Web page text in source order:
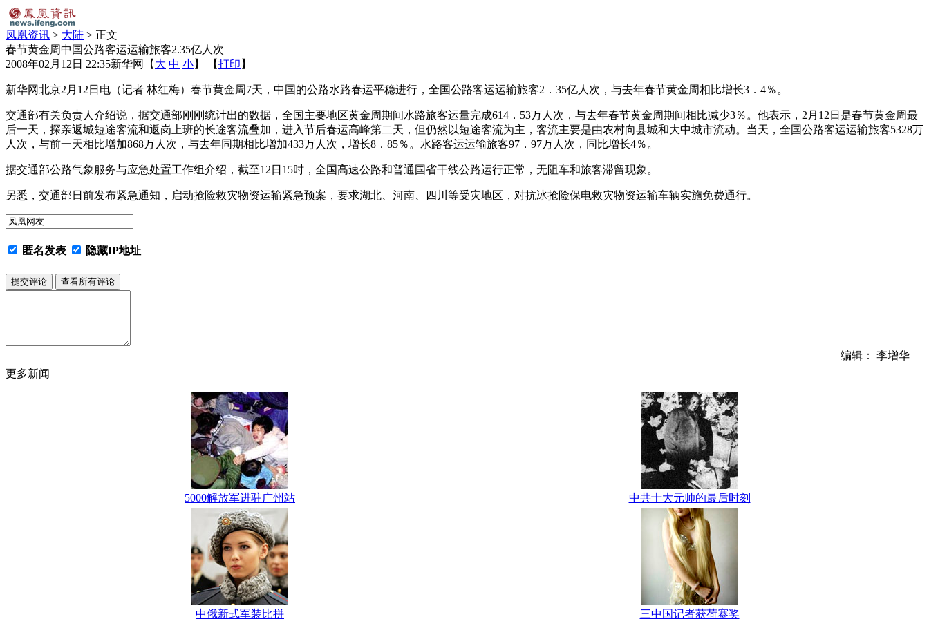
凤凰资讯 > 大陆 > 正文
春节黄金周中国公路客运运输旅客2.35亿人次
2008年02月12日 22:35新华网 【 大 中 小】 【打印 】
新华网北京2月12日电（记者 林红梅）春节黄金周7天，中国的公路水路春运平稳进行，全国公路客运运输旅客2．35亿人次，与去年春节黄金周相比增长3．4％。
交通部有关负责人介绍说，据交通部刚刚统计出的数据，全国主要地区黄金周期间水路旅客运量完成614．53万人次，与去年春节黄金周期间相比减少3％。他表示，2月12日是春节黄金周最
后一天，探亲返城短途客流和返岗上班的长途客流叠加，进入节后春运高峰第二天，但仍然以短途客流为主，客流主要是由农村向县城和大中城市流动。当天，全国公路客运运输旅客5328万
人次，与前一天相比增加868万人次，与去年同期相比增加433万人次，增长8．85％。水路客运运输旅客97．97万人次，同比增长4％。
据交通部公路气象服务与应急处置工作组介绍，截至12日15时，全国高速公路和普通国省干线公路运行正常，无阻车和旅客滞留现象。
另悉，交通部日前发布紧急通知，启动抢险救灾物资运输紧急预案，要求湖北、河南、四川等受灾地区，对抗冰抢险保电救灾物资运输车辆实施免费通行。
匿名发表 隐藏IP地址
编辑： 李增华
更多新闻
5000解放军进驻广州站 中共十大元帅的最后时刻
中俄新式军装比拼 三中国记者获荷赛奖